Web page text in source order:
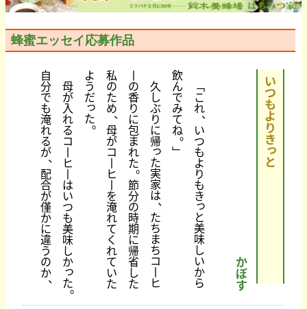
蜂蜜エッセイ応募作品
い
つ
も
よ
り
き
っ
と
か
ぼ
す
﹁
こ
れ
、
い
つ
も
よ
り
も
き
っ
と
美
味
し
い
か
ら
飲
ん
で
み
て
ね。
﹂
久
し
ぶ
り
に
帰
っ
た
実
家
は、
た
ち
ま
ち
コ
丨
ヒ
丨
の
香
り
に
包
ま
れ
た。
節
分
の
時
期
に
帰
省
し
た
私
の
た
め、
母
が
コ
丨
ヒ
丨
を
淹
れ
て
く
れ
て
い
た
よ
う
だ
っ
た。
母
が
入
れ
る
コ
丨
ヒ
丨
は
い
つ
も
美
味
し
か
っ
た。
自
分
で
も
淹
れ
る
が
、
配
合
が
僅
か
に
違
う
の
か、